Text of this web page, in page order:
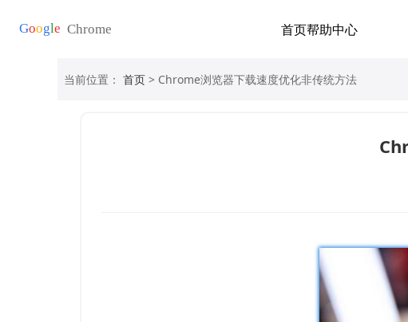
首页帮助中心
当前位置： 首页 > Chrome浏览器下载速度优化非传统方法